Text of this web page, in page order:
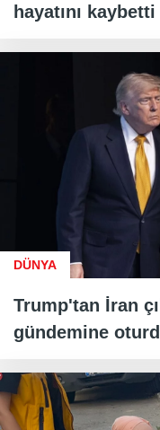
hayatını kaybetti
DÜNYA
Trump'tan İran
gündemine